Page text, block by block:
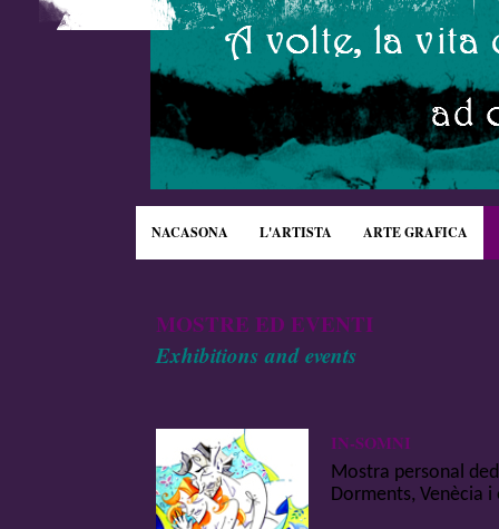
NACASONA L'ARTISTA ARTE GRAFICA
MOSTRE ED EVENTI
Exhibitions and events
IN-SOMNI
Mostra personal
Dorments, Venècia i